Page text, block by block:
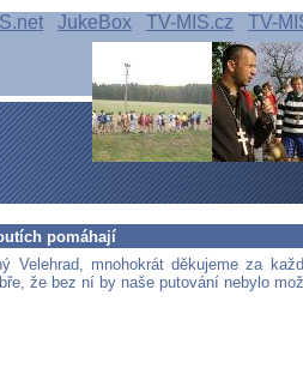
JukeBox TV-MIS.cz TV-
pomáhají
Velehrad, mnohokrát děkujeme za
že bez ní by naše putování nebylo